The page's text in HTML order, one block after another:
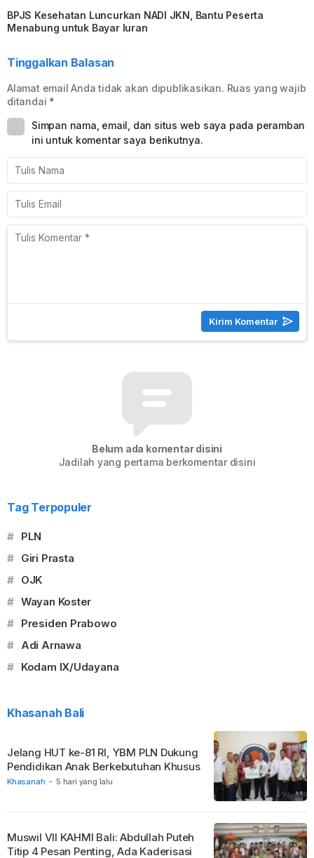
BPJS Kesehatan Luncurkan NADI JKN, Bantu Peserta
Menabung untuk Bayar Iuran
Tinggalkan Balasan
Alamat email Anda tidak akan dipublikasikan. Ruas yang wajib
ditandai *
Simpan nama, email, dan situs web saya pada peramban
ini untuk komentar saya berikutnya.
Belum ada komentar disini
Jadilah yang pertama berkomentar disini
Tag Terpopuler
# PLN
# Giri Prasta
# OJK
# Wayan Koster
# Presiden Prabowo
# Adi Arnawa
# Kodam IX/Udayana
Khasanah Bali
Khasanah - 5 hari yang lalu
Jelang HUT ke-81 RI, YBM PLN Dukung
Pendidikan Anak Berkebutuhan Khusus
Muswil VII KAHMI Bali: Abdullah Puteh
Titip 4 Pesan Penting, Ada Kaderisasi